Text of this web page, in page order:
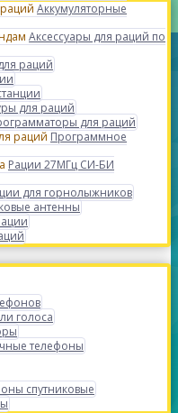
Аккумуляторные
Аксессуары для раций по
раций
для раций
для раций
Программное
Рации 27МГц СИ-БИ
для горнолыжников
антенны
голоса
телефоны
спутниковые